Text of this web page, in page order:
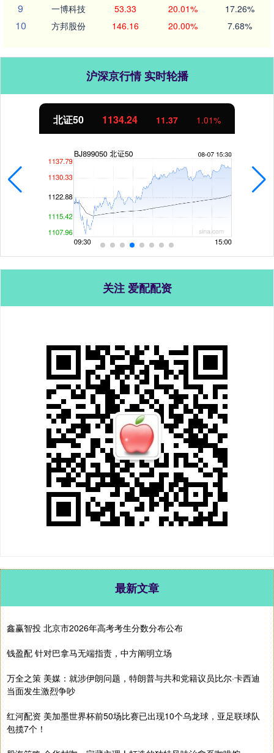
9 一博科技 53.33 20.01% 17.26%
10 方邦股份 146.16 20.00% 7.68%
沪深京行情 实时轮播
北证50 1134.24 11.37 1.01%
关注 爱配配资
最新文章
鑫赢智投 北京市2026年高考考生分数分布公布
钱盈配 针对巴拿马无端指责，中方阐明立场
万全之策 美媒：就涉伊朗问题，特朗普与共和党籍议员比尔·卡西迪
当面发生激烈争吵
红河配资 美加墨世界杯前50场比赛已出现10个乌龙球，亚足联球队
包揽7个！